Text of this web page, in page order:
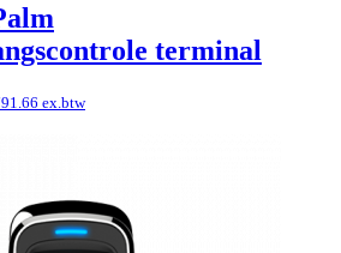
terminal
ex.btw